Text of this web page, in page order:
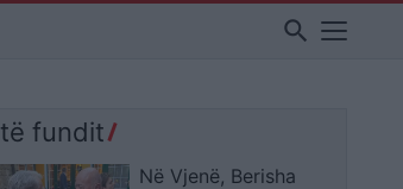
search
të fundit
Në Vjenë, Berisha